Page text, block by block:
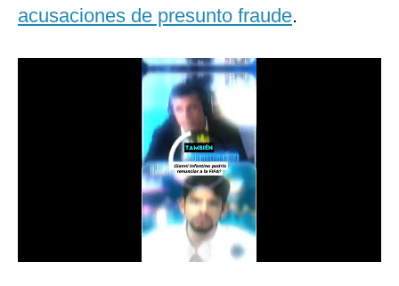
Tecnología
acusaciones de presunto fraude.